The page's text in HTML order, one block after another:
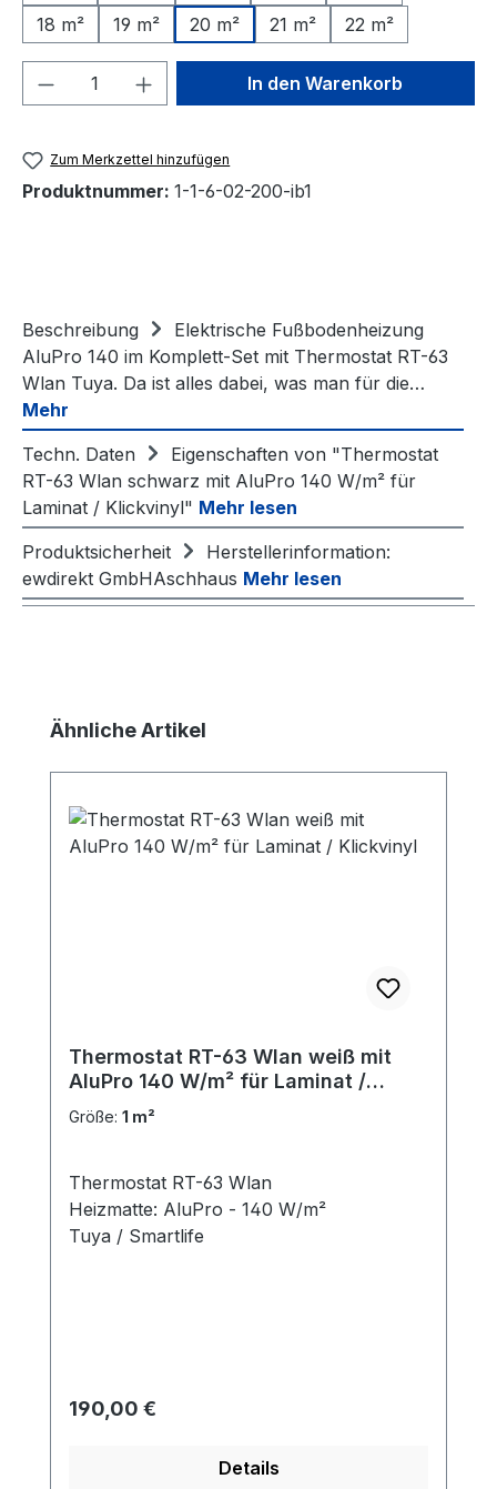
18 m²
19 m² 20 m² 21 m² 22 m²
Produkt Anzahl: Gib denIn den Warenkorb
Zum Merkzettel hinzufügen
Produktnummer: 1-1-6-02-200-ib1
Beschreibung
Elektrische Fußbodenheizung
AluPro 140 im Komplett-Set mit Thermostat RT-63
Wlan Tuya. Da ist alles dabei, was man für die…
Mehr
Techn. Daten
Eigenschaften von "Thermostat
RT-63 Wlan schwarz mit AluPro 140 W/m² für
Laminat / Klickvinyl" Mehr lesen
Produktsicherheit
Herstellerinformation:
ewdirekt GmbHAschhaus Mehr lesen
Produktgalerie überspringen
Ähnliche Artikel
Thermostat RT-63 Wlan weiß mit
AluPro 140 W/m² für Laminat /
Klickvinyl
Größe: 1 m²
Thermostat RT-63 Wlan
Heizmatte: AluPro - 140 W/m²
Tuya / Smartlife
Regulärer Preis:
190,00 €
Details